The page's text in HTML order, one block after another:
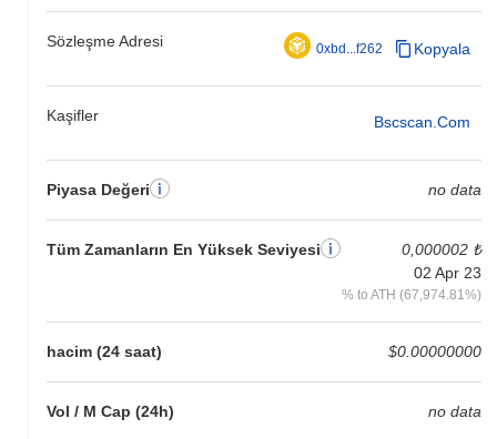
Sözleşme Adresi 0xbd...f262 Kopyala
Kaşifler Bscscan.com
Piyasa Değeri no data
Tüm Zamanların En Yüksek Seviyesi
0,000002 ₺
02 Apr 23
% to ATH (67,974.81%)
hacim (24 saat) $0.00000000
Vol / M Cap (24h) no data